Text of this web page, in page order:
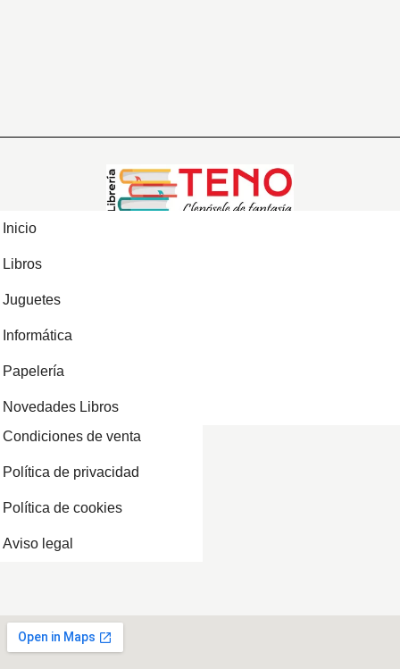
Inicio
Libros
Juguetes
Informática
Papelería
Novedades Libros
Condiciones de venta
Política de privacidad
Política de cookies
Aviso legal